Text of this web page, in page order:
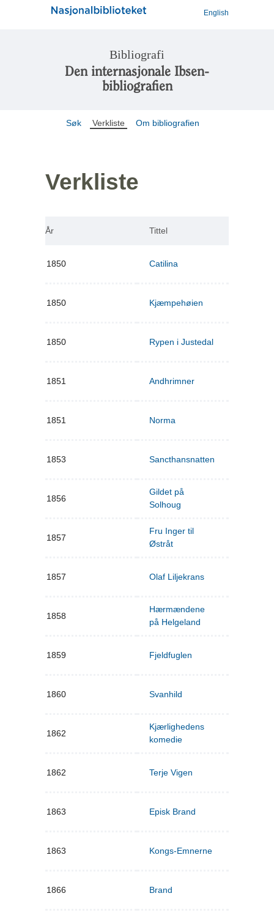
English
Bibliografi
Den internasjonale Ibsen-
bibliografien
Søk Verkliste Om bibliografien
Verkliste
År Tittel
1850 Catilina
1850 Kjæmpehøien
1850 Rypen i Justedal
1851 Andhrimner
1851 Norma
1853 Sancthansnatten
1856
Gildet på
Solhoug
1857
Fru Inger til
Østråt
1857 Olaf Liljekrans
1858
Hærmændene
på Helgeland
1859 Fjeldfuglen
1860 Svanhild
1862
Kjærlighedens
komedie
1862 Terje Vigen
1863 Episk Brand
1863 Kongs-Emnerne
1866 Brand